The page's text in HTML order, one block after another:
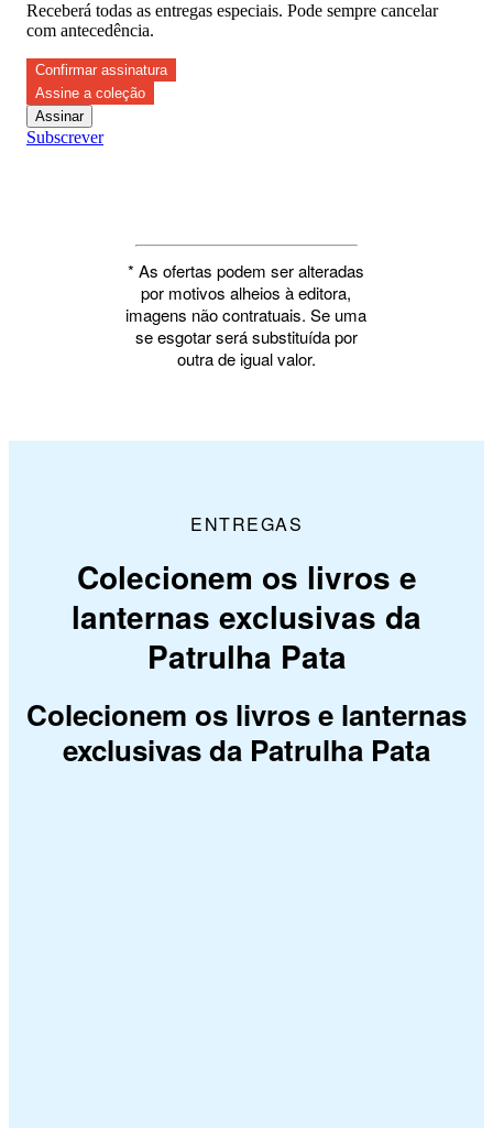
Receberá todas as entregas especiais. Pode sempre cancelar
com antecedência.
Confirmar assinatura
Assine a coleção
Assinar
Subscrever
* As ofertas podem ser alteradas
por motivos alheios à editora,
imagens não contratuais. Se uma
se esgotar será substituída por
outra de igual valor.
ENTREGAS
Colecionem os livros e
lanternas exclusivas da
Patrulha Pata
Colecionem os livros e lanternas
exclusivas da Patrulha Pata